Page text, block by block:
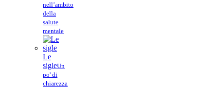
nell’ambito
della
salute
mentale
Le
sigleUn
po' di
chiarezza